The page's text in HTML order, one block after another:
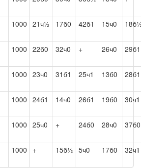
1000 21ч½ 17б0 42б1 15ч0
1000 22б0 32ч0 + 26ч0 29б1
1000 23ч0 31б1 25ч1 13б0 28б1
1000 24б1 14ч0 26б1 19б0 30ч1
1000 25ч0 + 24б0 28ч0 37б0
1000 + 15б½ 5ч0 17б0 32ч1